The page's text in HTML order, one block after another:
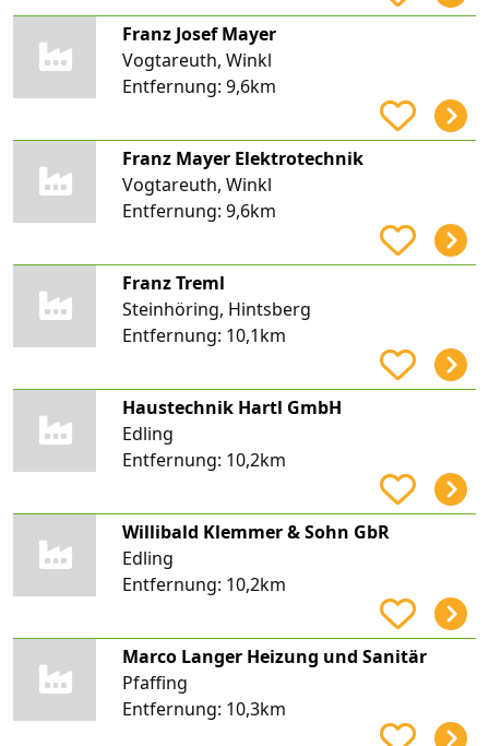
Franz Josef Mayer
Vogtareuth, Winkl
Entfernung: 9,6km
Franz Mayer Elektrotechnik
Vogtareuth, Winkl
Entfernung: 9,6km
Franz Treml
Steinhöring, Hintsberg
Entfernung: 10,1km
Haustechnik Hartl GmbH
Edling
Entfernung: 10,2km
Willibald Klemmer & Sohn GbR
Edling
Entfernung: 10,2km
Marco Langer Heizung und Sanitär
Pfaffing
Entfernung: 10,3km